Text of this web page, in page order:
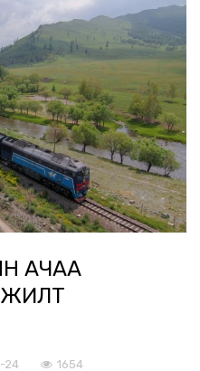
АЧАА
24 1654